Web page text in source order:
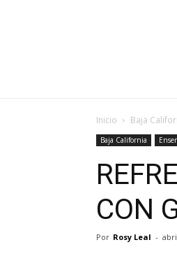
Inicio Baja
Baja California
CON
Por Rosy Leal -